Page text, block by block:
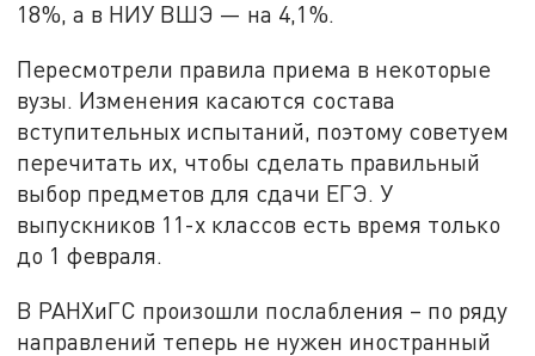
18%, а в НИУ ВШЭ — на 4,1%.
Пересмотрели правила приема в некоторые
вузы. Изменения касаются состава
вступительных испытаний, поэтому советуем
перечитать их, чтобы сделать правильный
выбор предметов для сдачи ЕГЭ. У
выпускников 11-х классов есть время только
до 1 февраля.
В РАНХиГС произошли послабления – по ряду
направлений теперь не нужен иностранный